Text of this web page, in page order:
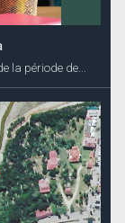
la période de...